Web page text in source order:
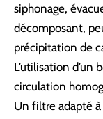
siphonage,
décomposant,
précipitation de
L’utilisation
circulation
Un filtre adapté